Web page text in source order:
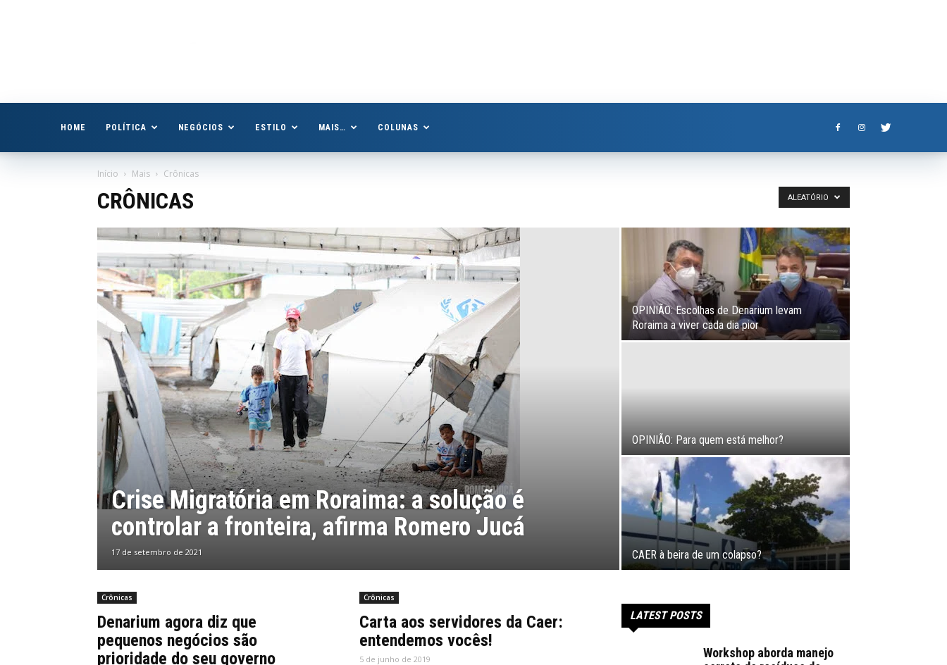
HOME POLÍTICA NEGÓCIOS ESTILO MAIS… COLUNAS
Início Mais Crônicas
CRÔNICAS ALEATÓRIO
Crise Migratória em Roraima: a solução é
controlar a fronteira, afirma Romero Jucá
17 de setembro de 2021
OPINIÃO: Escolhas de Denarium levam
Roraima a viver cada dia pior
OPINIÃO: Para quem está melhor?
CAER à beira de um colapso?
Crônicas
Denarium agora diz que
pequenos negócios são
prioridade do seu governo
Crônicas
Carta aos servidores da Caer:
entendemos vocês!
5 de junho de 2019
LATEST POSTS
Workshop aborda manejo